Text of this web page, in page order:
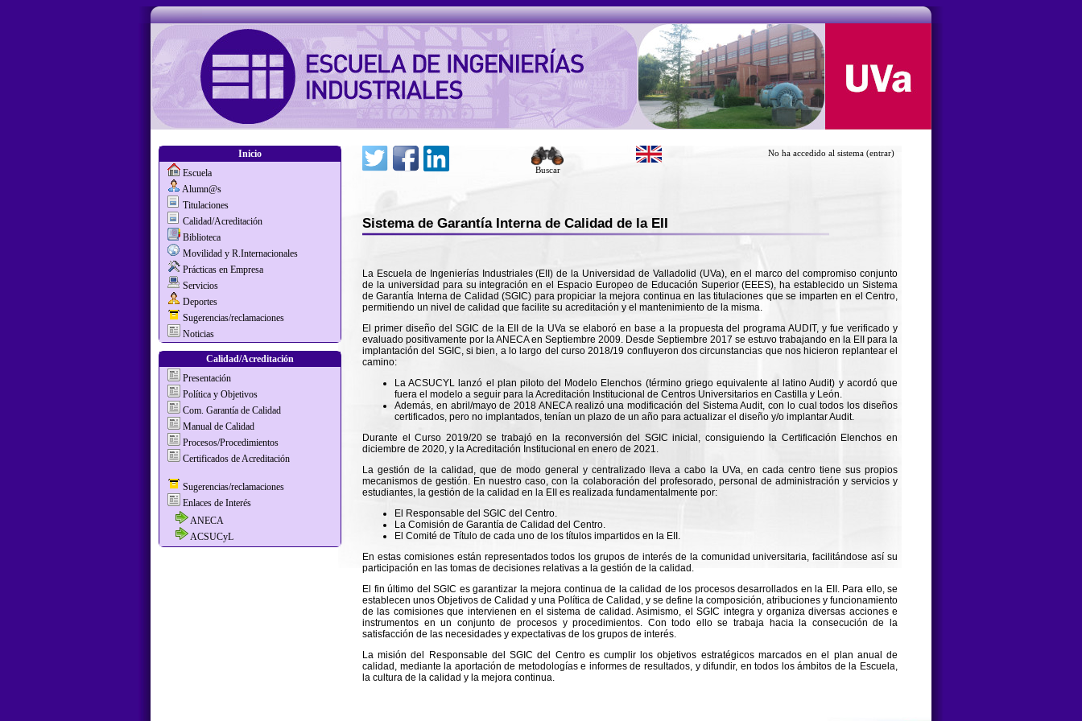
Inicio
Escuela
Alumn@s
Titulaciones
Calidad/Acreditación
Biblioteca
Movilidad y R.Internacionales
Prácticas en Empresa
Servicios
Deportes
Sugerencias/reclamaciones
Noticias
Calidad/Acreditación
Presentación
Política y Objetivos
Com. Garantía de Calidad
Manual de Calidad
Procesos/Procedimientos
Certificados de Acreditación
Sugerencias/reclamaciones
Enlaces de Interés
ANECA
ACSUCyL
Buscar
No ha accedido al sistema (entrar)
Sistema de Garantía Interna de Calidad de la EII
La Escuela de Ingenierías Industriales (EII) de la Universidad de Valladolid (UVa), en el marco del compromiso conjunto
de la universidad para su integración en el Espacio Europeo de Educación Superior (EEES), ha establecido un Sistema
de Garantía Interna de Calidad (SGIC) para propiciar la mejora continua en las titulaciones que se imparten en el Centro,
permitiendo un nivel de calidad que facilite su acreditación y el mantenimiento de la misma.
El primer diseño del SGIC de la EII de la UVa se elaboró en base a la propuesta del programa AUDIT, y fue verificado y
evaluado positivamente por la ANECA en Septiembre 2009. Desde Septiembre 2017 se estuvo trabajando en la EII para la
implantación del SGIC, si bien, a lo largo del curso 2018/19 confluyeron dos circunstancias que nos hicieron replantear el
camino:
La ACSUCYL lanzó el plan piloto del Modelo Elenchos (término griego equivalente al latino Audit) y acordó que
fuera el modelo a seguir para la Acreditación Institucional de Centros Universitarios en Castilla y León.
Además, en abril/mayo de 2018 ANECA realizó una modificación del Sistema Audit, con lo cual todos los diseños
certificados, pero no implantados, tenían un plazo de un año para actualizar el diseño y/o implantar Audit.
Durante el Curso 2019/20 se trabajó en la reconversión del SGIC inicial, consiguiendo la Certificación Elenchos en
diciembre de 2020, y la Acreditación Institucional en enero de 2021.
La gestión de la calidad, que de modo general y centralizado lleva a cabo la UVa, en cada centro tiene sus propios
mecanismos de gestión. En nuestro caso, con la colaboración del profesorado, personal de administración y servicios y
estudiantes, la gestión de la calidad en la EII es realizada fundamentalmente por:
El Responsable del SGIC del Centro.
La Comisión de Garantía de Calidad del Centro.
El Comité de Título de cada uno de los títulos impartidos en la EII.
En estas comisiones están representados todos los grupos de interés de la comunidad universitaria, facilitándose así su
participación en las tomas de decisiones relativas a la gestión de la calidad.
El fin último del SGIC es garantizar la mejora continua de la calidad de los procesos desarrollados en la EII. Para ello, se
establecen unos Objetivos de Calidad y una Política de Calidad, y se define la composición, atribuciones y funcionamiento
de las comisiones que intervienen en el sistema de calidad. Asimismo, el SGIC integra y organiza diversas acciones e
instrumentos en un conjunto de procesos y procedimientos. Con todo ello se trabaja hacia la consecución de la
satisfacción de las necesidades y expectativas de los grupos de interés.
La misión del Responsable del SGIC del Centro es cumplir los objetivos estratégicos marcados en el plan anual de
calidad, mediante la aportación de metodologías e informes de resultados, y difundir, en todos los ámbitos de la Escuela,
la cultura de la calidad y la mejora continua.